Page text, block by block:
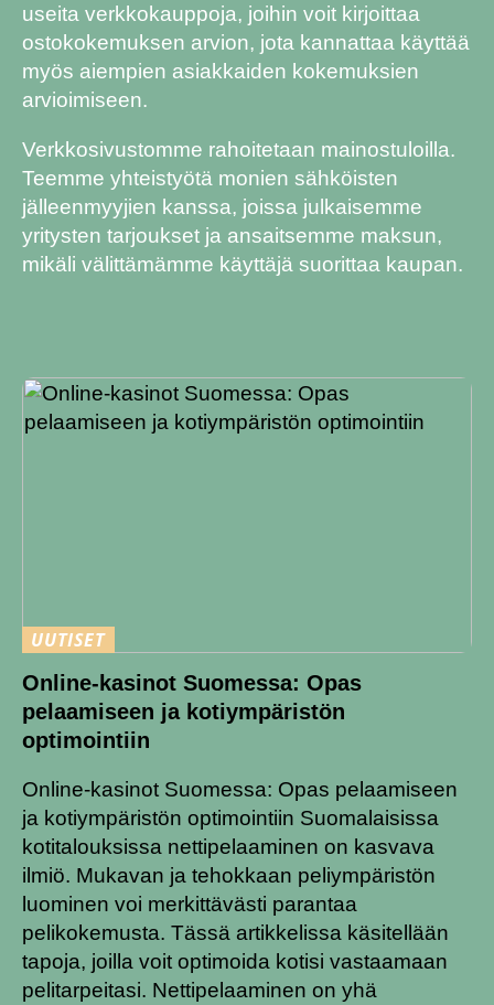
useita verkkokauppoja, joihin voit kirjoittaa
ostokokemuksen arvion, jota kannattaa käyttää
myös aiempien asiakkaiden kokemuksien
arvioimiseen.
Verkkosivustomme rahoitetaan mainostuloilla.
Teemme yhteistyötä monien sähköisten
jälleenmyyjien kanssa, joissa julkaisemme
yritysten tarjoukset ja ansaitsemme maksun,
mikäli välittämämme käyttäjä suorittaa kaupan.
UUTISET
Online-kasinot Suomessa: Opas
pelaamiseen ja kotiympäristön
optimointiin
Online-kasinot Suomessa: Opas pelaamiseen
ja kotiympäristön optimointiin Suomalaisissa
kotitalouksissa nettipelaaminen on kasvava
ilmiö. Mukavan ja tehokkaan peliympäristön
luominen voi merkittävästi parantaa
pelikokemusta. Tässä artikkelissa käsitellään
tapoja, joilla voit optimoida kotisi vastaamaan
pelitarpeitasi. Nettipelaaminen on yhä